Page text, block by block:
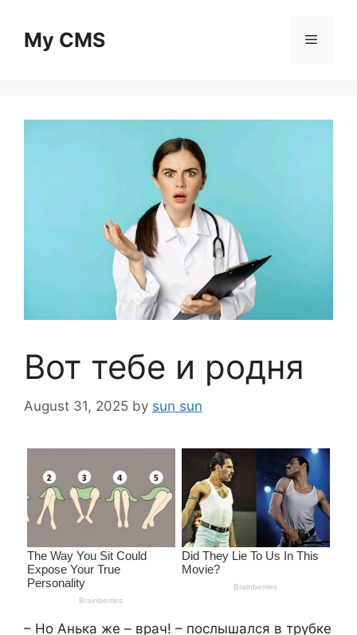
contentMy CMS Menu
Вот тебе и родня
August 31, 2025 by sun sun
– Но Анька же – врач! – послышался в трубке